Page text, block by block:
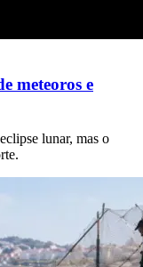
meteoros e
lunar, mas o